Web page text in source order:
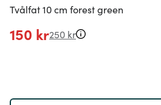
Tvålfat 10 cm forest green
150 kr250 kr